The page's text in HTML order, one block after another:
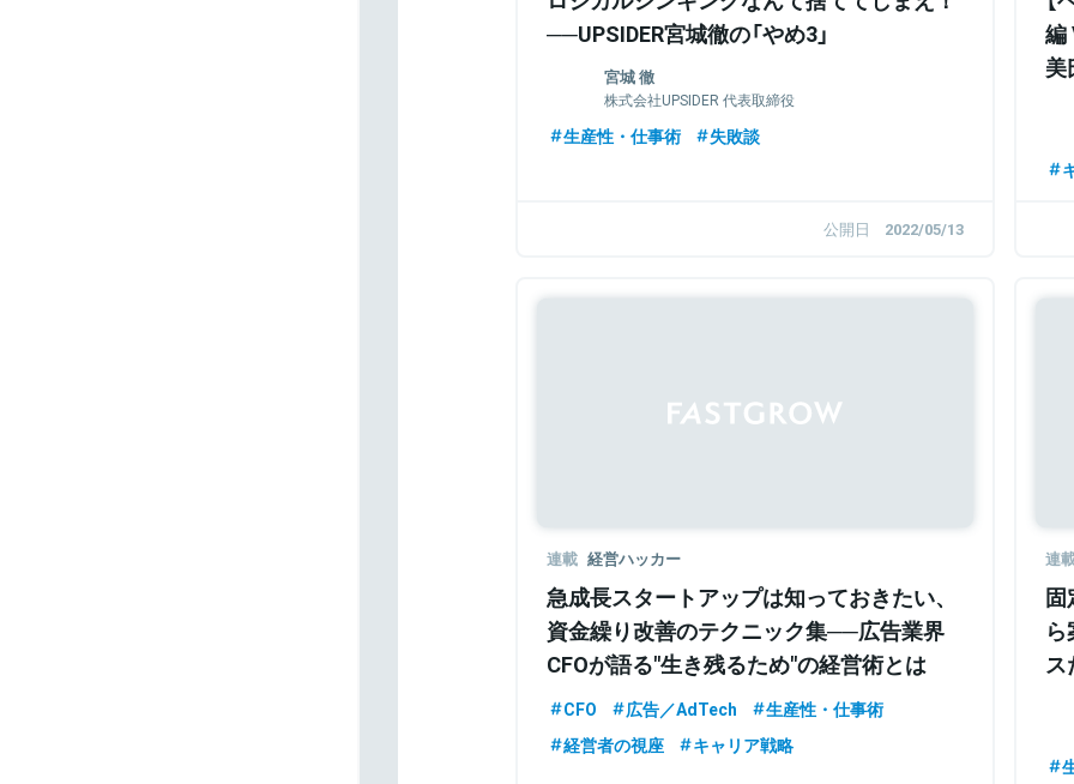
──UPSIDER宮城徹の「やめ3」
宮城 徹
株式会社UPSIDER 代表取締役
生産性・仕事術 失敗談
公開日 2022/05/13
編
美
連載 経営ハッカー
急成長スタートアップは知っておきたい、
資金繰り改善のテクニック集──広告業界
CFOが語る"生き残るため"の経営術とは
CFO 広告／AdTech
生産性・仕事術
経営者の視座
キャリア戦略
連
固
ス